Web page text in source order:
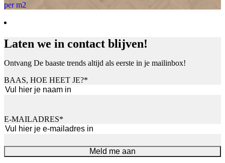
per m2
Laten we in contact blijven!
Ontvang De baaste trends altijd als eerste in je mailinbox!
BAAS, HOE HEET JE?*
E-MAILADRES*
Meld me aan